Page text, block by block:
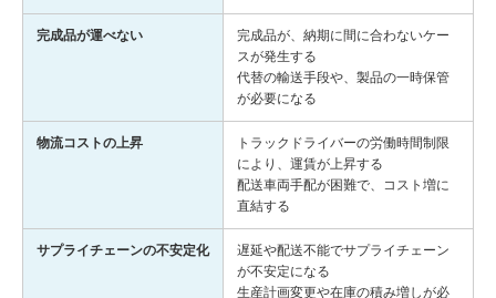
完成品が運べない
完成品が、納期に間に合わないケー
スが発生する
代替の輸送手段や、製品の一時保管
が必要になる
物流コストの上昇
トラックドライバーの労働時間制限
により、運賃が上昇する
配送車両手配が困難で、コスト増に
直結する
サプライチェーンの不安定化
遅延や配送不能でサプライチェーン
が不安定になる
生産計画変更や在庫の積み増しが必